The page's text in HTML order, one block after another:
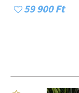
59 900 Ft